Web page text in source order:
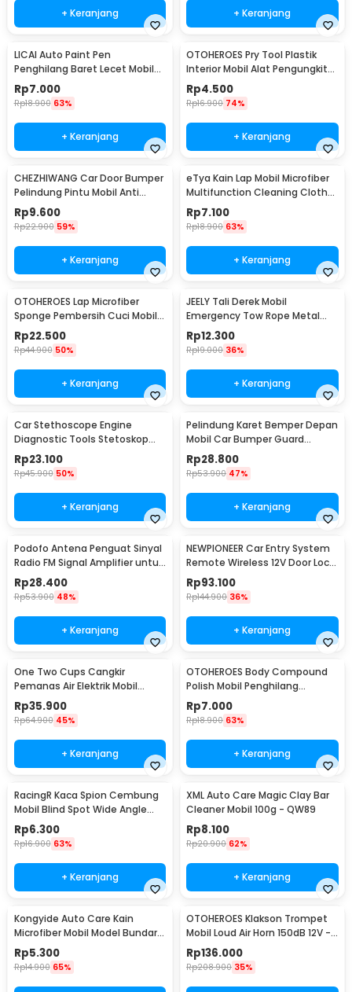
+ Keranjang + Keranjang
LICAI Auto Paint Pen
Penghilang Baret Lecet Mobil
Scratch Removal 12ml
Rp7.000
Rp18.900 63%
+ Keranjang
OTOHEROES Pry Tool Plastik
Interior Mobil Alat Pengungkit
Set 4 PCS - AA16
Rp4.500
Rp16.900 74%
+ Keranjang
CHEZHIWANG Car Door Bumper
Pelindung Pintu Mobil Anti
Gores 8 PCS - HT-001
Rp9.600
Rp22.900 59%
+ Keranjang
eTya Kain Lap Mobil Microfiber
Multifunction Cleaning Cloth
30x39cm - H-10
Rp7.100
Rp18.900 63%
+ Keranjang
OTOHEROES Lap Microfiber
Sponge Pembersih Cuci Mobil
Motor - TP266
Rp22.500
Rp44.900 50%
+ Keranjang
JEELY Tali Derek Mobil
Emergency Tow Rope Metal
Buckle U-Type 2.7M - JL30
Rp12.300
Rp19.000 36%
+ Keranjang
Car Stethoscope Engine
Diagnostic Tools Stetoskop
Mesin Mobil - W80582
Rp23.100
Rp45.900 50%
+ Keranjang
Pelindung Karet Bemper Depan
Mobil Car Bumper Guard
57mm 2.5M
Rp28.800
Rp53.900 47%
+ Keranjang
Podofo Antena Penguat Sinyal
Radio FM Signal Amplifier untuk
Mobil - ANT-208
Rp28.400
Rp53.900 48%
+ Keranjang
NEWPIONEER Car Entry System
Remote Wireless 12V Door Lock
Mobil - CK18
Rp93.100
Rp144.900 36%
+ Keranjang
One Two Cups Cangkir
Pemanas Air Elektrik Mobil
Travel Mug 450ml - NJ88
Rp35.900
Rp64.900 45%
+ Keranjang
OTOHEROES Body Compound
Polish Mobil Penghilang
Goresan 15g with Spons - YYC-
508
Rp7.000
Rp18.900 63%
+ Keranjang
RacingR Kaca Spion Cembung
Mobil Blind Spot Wide Angle
50mm 2 Pcs - J0027
Rp6.300
Rp16.900 63%
+ Keranjang
XML Auto Care Magic Clay Bar
Cleaner Mobil 100g - QW89
Rp8.100
Rp20.900 62%
+ Keranjang
Kongyide Auto Care Kain
Microfiber Mobil Model Bundar -
L-20
Rp5.300
Rp14.900 65%
OTOHEROES Klakson Trompet
Mobil Loud Air Horn 150dB 12V -
JD4001
Rp136.000
Rp208.900 35%